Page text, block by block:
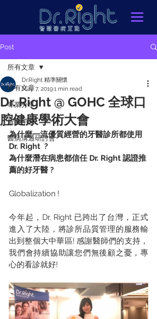
Post
所有文章
專業分享
最新消息
醫病溝通研討會
所有文章
Dr. Right @ GOHC 全球口
腔健康學術大會
Dr.Right 精準關懷
May 7, 20191 min read
為什麼一流優質經營的牙醫診所都使用
Dr. Right  ?
為什麼潛在病患都信任 Dr. Right 認證推
薦的好牙醫 ?
Globalization !
今年起，Dr. Right 已跨出了台灣，正式
進入了大陸，將診所品質管理的服務輸
出到整個大中華區! 感謝醫師們的支持，
我們會持續協助讓您們無後顧之憂，專
心的看診就好!